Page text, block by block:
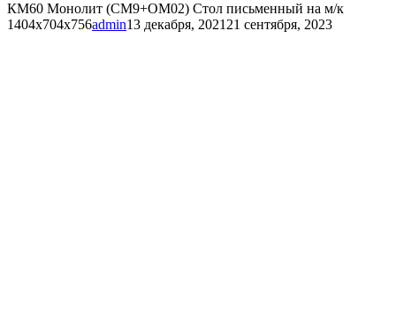
КМ60 Монолит (СМ9+ОМ02) Стол письменный на м/к
1404х704х756admin13 декабря, 2021 21 сентября, 2023